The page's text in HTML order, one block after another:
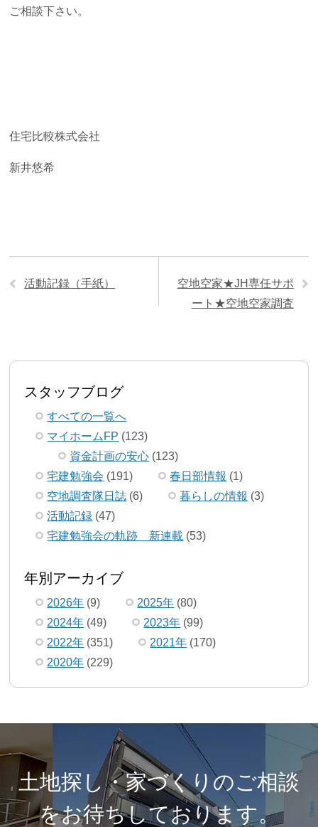
ご相談下さい。
住宅比較株式会社
新井悠希
活動記録（手紙）
空地空家★JH専任サポ
ート★空地空家調査
スタッフブログ
すべての一覧へ
マイホームFP (123)
資金計画の安心 (123)
宅建勉強会 (191) 春日部情報 (1)
空地調査隊日誌 (6) 暮らしの情報 (3)
活動記録 (47)
宅建勉強会の軌跡 新連載 (53)
年別アーカイブ
2026年 (9) 2025年 (80)
2024年 (49) 2023年 (99)
2022年 (351) 2021年 (170)
2020年 (229)
土地探し・家づくりのご相談
をお待ちしております。